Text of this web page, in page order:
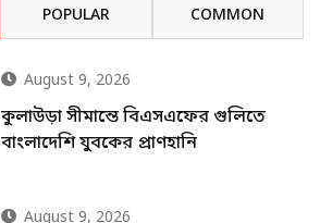
POPULAR COMMON
August 9, 2026
কুলাউড়া সীমান্তে বিএসএফের গুলিতে
বাংলাদেশি যুবকের প্রাণহানি
August 9, 2026